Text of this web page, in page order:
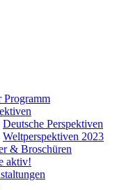
Programm
Deutsche Perspektiven
Weltperspektiven 2023
& Broschüren
aktiv!